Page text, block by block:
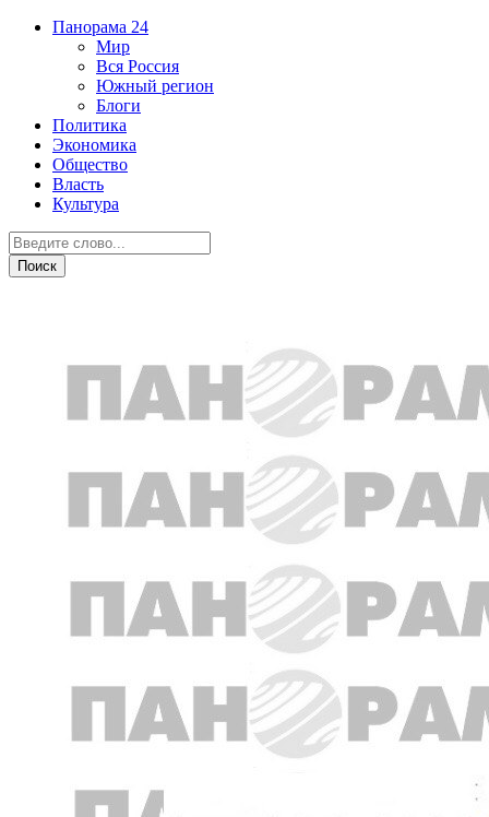
Панорама 24
Мир
Вся Россия
Южный регион
Блоги
Политика
Экономика
Общество
Власть
Культура